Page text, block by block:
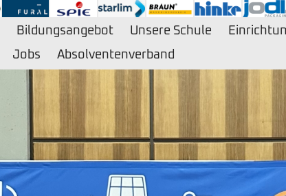
Bildungsangebot Unsere Schule
Jobs Absolventenverband